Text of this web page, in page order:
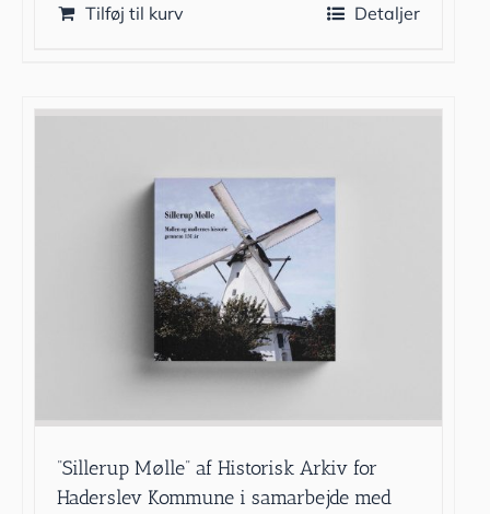
Tilføj til kurv Detaljer
”Sillerup Mølle” af Historisk Arkiv for
Haderslev Kommune i samarbejde med